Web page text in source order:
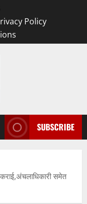
Policy
SUBSCRIBE
समेत